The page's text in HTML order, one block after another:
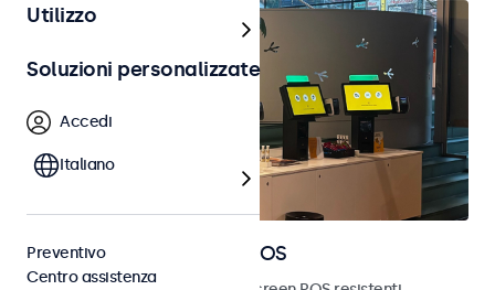
Monitor e touchscreen POS
Utilizzo
Soluzioni personalizzate
Accedi
Italiano
Preventivo
Centro assistenza